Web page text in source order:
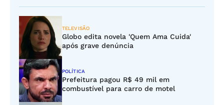
TELEVISÃO
Globo edita novela 'Quem Ama Cuida'
após grave denúncia
POLÍTICA
Prefeitura pagou R$ 49 mil em
combustível para carro de motel